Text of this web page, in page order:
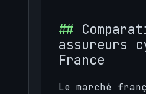
assureurs
France
Le marché